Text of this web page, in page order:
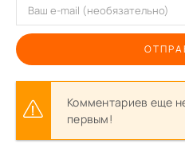
Комментариев еще
первым!